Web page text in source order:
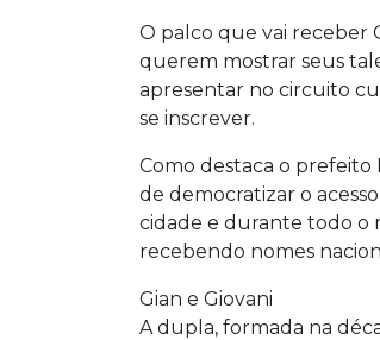
O palco que vai receber
querem mostrar seus
apresentar no circuito
se inscrever.
Como destaca o prefeito
de democratizar o
cidade e durante todo o
recebendo nomes
Gian e Giovani
A dupla, formada na